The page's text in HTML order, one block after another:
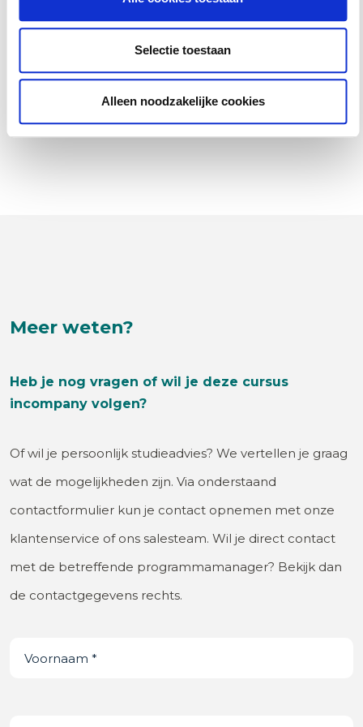
Selectie toestaan
Alleen noodzakelijke cookies
ABW1 Omgevingswet (Ambtenaar Bouw- en
8 september 2026
Meer weten?
Heb je nog vragen of wil je deze cursus
incompany volgen?
Of wil je persoonlijk studieadvies? We vertellen je graag
wat de mogelijkheden zijn. Via onderstaand
contactformulier kun je contact opnemen met onze
klantenservice of ons salesteam. Wil je direct contact
met de betreffende programmamanager? Bekijk dan
de contactgegevens rechts.
Voornaam (Vereist)